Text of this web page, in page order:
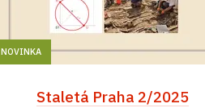
NOVINKA
Staletá Praha 2/2025